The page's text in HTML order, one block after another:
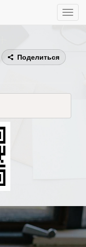
Toggle
Поделиться